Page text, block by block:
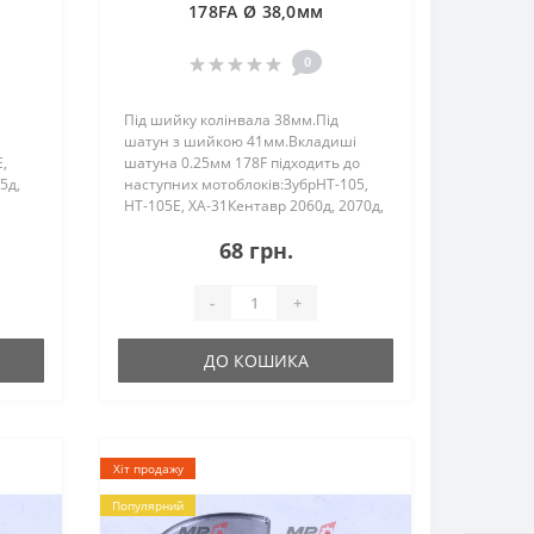
178FA Ø 38,0мм
0
Під шийку колінвала 38мм.Під
шатун з шийкою 41мм.Вкладиші
шатуна 0.25мм 178F підходить до
наступних мотоблоків:ЗубрHT-105,
HT-105E, ХА-31Кентавр 2060д, 2070д,
(Форте)105Витязь (Тата)HT-105, HT-
68 грн.
- +
ДО КОШИКА
Хіт продажу
Популярний